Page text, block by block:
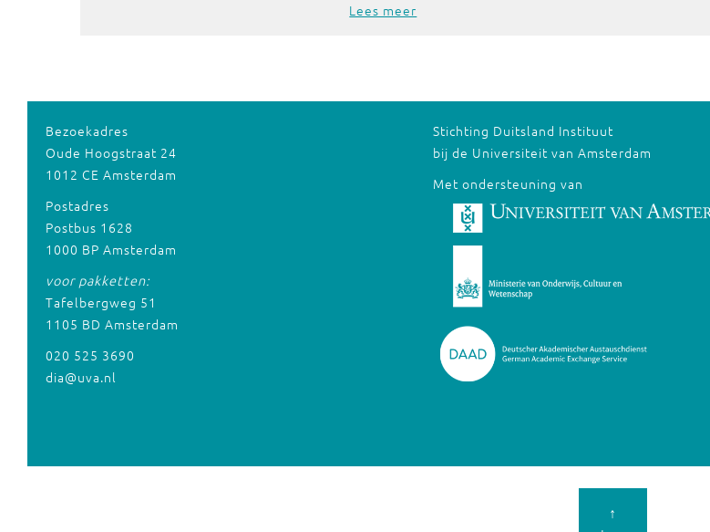
Lees meer
Bezoekadres
Oude Hoogstraat 24
1012 CE Amsterdam
Postadres
Postbus 1628
1000 BP Amsterdam
voor pakketten:
Tafelbergweg 51
1105 BD Amsterdam
020 525 3690
dia@uva.nl
Stichting Duitsland Instituut
bij de Universiteit van Amsterdam
Met ondersteuning van
↑